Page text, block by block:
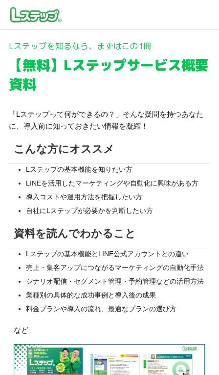
Lステップを知るなら、まずはこの1冊
【無料】Lステップサービス概要
資料
「Lステップって何ができるの？」そんな疑問を持つあなた
に、導入前に知っておきたい情報を凝縮！
こんな方にオススメ
Lステップの基本機能を知りたい方
LINEを活用したマーケティングや自動化に興味がある方
導入コストや運用方法を把握したい方
自社にLステップが必要かを判断したい方
資料を読んでわかること
Lステップの基本機能とLINE公式アカウントとの違い
売上・集客アップにつながるマーケティングの自動化手法
シナリオ配信・セグメント管理・予約管理などの活用方法
業種別の具体的な成功事例と導入後の成果
料金プランや導入の流れ、最適なプランの選び方
など